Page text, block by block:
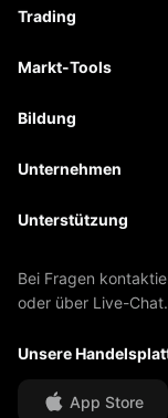
Forex
Rohstoffe
Trading
Handelsplattform
Risikomanagement
Markt-Tools
Wirtschaftskalender
Nachrichten
Bildung
Grundlagen
Insights
Unternehmen
Über Mitrade
Unsere
Medienzentrum
Karrierechancen
Unterstützung
Hilfe-Center
Häufig gestellte
Bei Fragen
oder über Live-Chat.
Unsere
App Store